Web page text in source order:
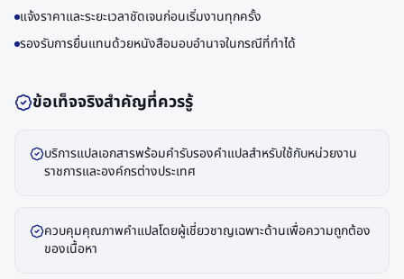
แจ้งราคาและระยะเวลาชัดเจนก่อนเริ่มงานทุกครั้ง
รองรับการยื่นแทนด้วยหนังสือมอบอำนาจในกรณีที่ทำได้
ข้อเท็จจริงสำคัญที่ควรรู้
บริการแปลเอกสารพร้อมคำรับรองคำแปลสำหรับใช้กับหน่วยงาน
ราชการและองค์กรต่างประเทศ
ควบคุมคุณภาพคำแปลโดยผู้เชี่ยวชาญเฉพาะด้านเพื่อความถูกต้อง
ของเนื้อหา